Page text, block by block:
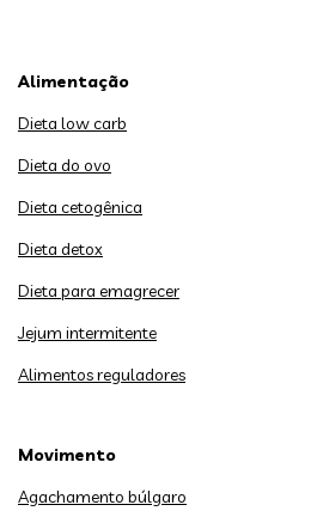
Alimentação
Dieta low carb
Dieta do ovo
Dieta cetogênica
Dieta detox
Dieta para emagrecer
Jejum intermitente
Alimentos reguladores
Movimento
Agachamento búlgaro